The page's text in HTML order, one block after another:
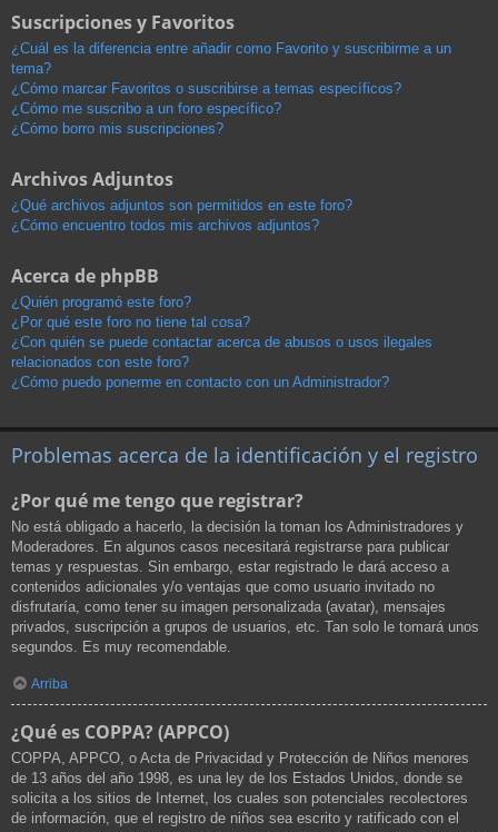
Suscripciones y Favoritos
¿Cuál es la diferencia entre añadir como Favorito y suscribirme a un
tema?
¿Cómo marcar Favoritos o suscribirse a temas específicos?
¿Cómo me suscribo a un foro específico?
¿Cómo borro mis suscripciones?
Archivos Adjuntos
¿Qué archivos adjuntos son permitidos en este foro?
¿Cómo encuentro todos mis archivos adjuntos?
Acerca de phpBB
¿Quién programó este foro?
¿Por qué este foro no tiene tal cosa?
¿Con quién se puede contactar acerca de abusos o usos ilegales
relacionados con este foro?
¿Cómo puedo ponerme en contacto con un Administrador?
Problemas acerca de la identificación y el registro
¿Por qué me tengo que registrar?
No está obligado a hacerlo, la decisión la toman los Administradores y
Moderadores. En algunos casos necesitará registrarse para publicar
temas y respuestas. Sin embargo, estar registrado le dará acceso a
contenidos adicionales y/o ventajas que como usuario invitado no
disfrutaría, como tener su imagen personalizada (avatar), mensajes
privados, suscripción a grupos de usuarios, etc. Tan solo le tomará unos
segundos. Es muy recomendable.
Arriba
¿Qué es COPPA? (APPCO)
COPPA, APPCO, o Acta de Privacidad y Protección de Niños menores
de 13 años del año 1998, es una ley de los Estados Unidos, donde se
solicita a los sitios de Internet, los cuales son potenciales recolectores
de información, que el registro de niños sea escrito y ratificado con el